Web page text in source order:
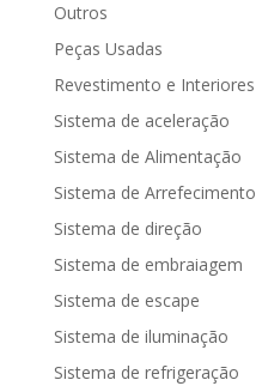
Outros
Peças Usadas
Revestimento e Interiores
Sistema de aceleração
Sistema de Alimentação
Sistema de Arrefecimento
Sistema de direção
Sistema de embraiagem
Sistema de escape
Sistema de iluminação
Sistema de refrigeração